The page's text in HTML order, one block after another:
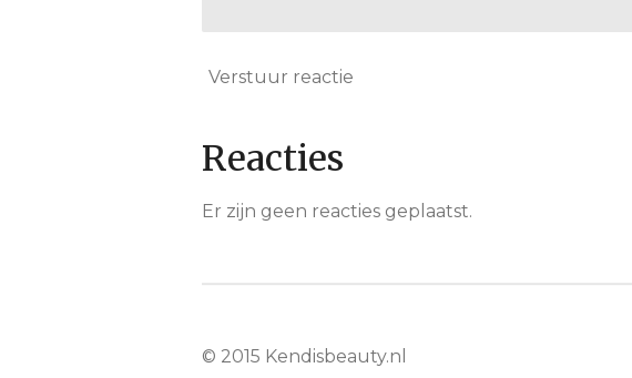
Verstuur reactie
Reacties
Er zijn geen reacties geplaatst.
© 2015 Kendisbeauty.nl